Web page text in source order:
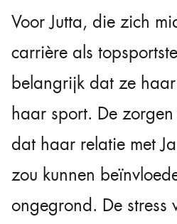
Voor Jutta, die zich
carrière als
belangrijk dat ze
haar sport. De
dat haar relatie met
zou kunnen
ongegrond. De stress